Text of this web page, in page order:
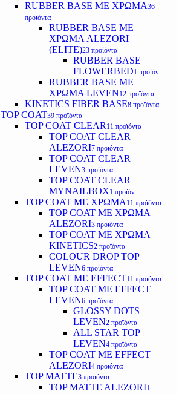
RUBBER BASE ΜΕ ΧΡΩΜΑ36
προϊόντα
RUBBER BASE ΜΕ
ΧΡΩΜΑ ALEZORI
(ELITE)23 προϊόντα
RUBBER BASE
FLOWERBED1 προϊόν
RUBBER BASE ΜΕ
ΧΡΩΜΑ LEVEN12 προϊόντα
KINETICS FIBER BASE8 προϊόντα
TOP COAT39 προϊόντα
TOP COAT CLEAR 11 προϊόντα
TOP COAT CLEAR
ALEZORI7 προϊόντα
TOP COAT CLEAR
LEVEN3 προϊόντα
TOP COAT CLEAR
MYNAILBOX1 προϊόν
TOP COAT ΜΕ ΧΡΩΜΑ 11 προϊόντα
TOP COAT ΜΕ ΧΡΩΜΑ
ALEZORI3 προϊόντα
TOP COAT ΜΕ ΧΡΩΜΑ
KINETICS2 προϊόντα
COLOUR DROP TOP
LEVEN6 προϊόντα
TOP COAT ΜΕ EFFECT11 προϊόντα
TOP COAT ME EFFECT
LEVEN6 προϊόντα
GLOSSY DOTS
LEVEN2 προϊόντα
ALL STAR TOP
LEVEN4 προϊόντα
TOP COAT ME EFFECT
ALEZORI4 προϊόντα
TOP MATTE3 προϊόντα
TOP MATTE ALEZORI1